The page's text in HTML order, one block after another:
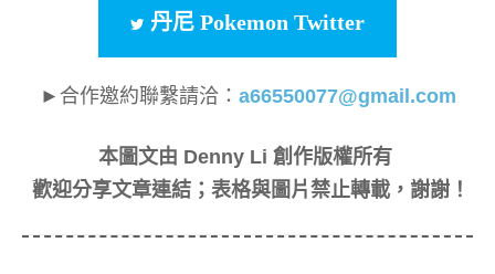
丹尼 Pokemon Twitter
►合作邀約聯繫請洽： a66550077@gmail.com
本圖文由 Denny Li 創作版權所有
歡迎分享文章連結；表格與圖片禁止轉載，謝謝！